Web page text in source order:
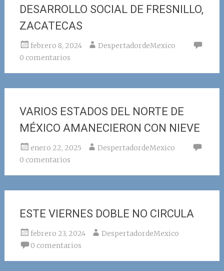
DESARROLLO SOCIAL DE FRESNILLO,
ZACATECAS
febrero 8, 2024
DespertadordeMexico
0 comentarios
VARIOS ESTADOS DEL NORTE DE
MÉXICO AMANECIERON CON NIEVE
enero 22, 2025
DespertadordeMexico
0 comentarios
ESTE VIERNES DOBLE NO CIRCULA
febrero 23, 2024
DespertadordeMexico
0 comentarios